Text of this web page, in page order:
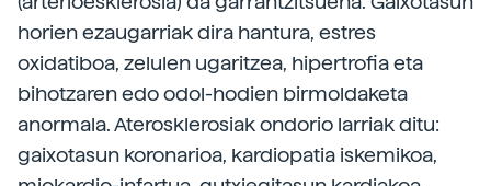
horien ezaugarriak dira hantura, estres
oxidatiboa, zelulen ugaritzea, hipertrofia eta
bihotzaren edo odol-hodien birmoldaketa
anormala. Aterosklerosiak ondorio larriak ditu:
gaixotasun koronarioa, kardiopatia iskemikoa,